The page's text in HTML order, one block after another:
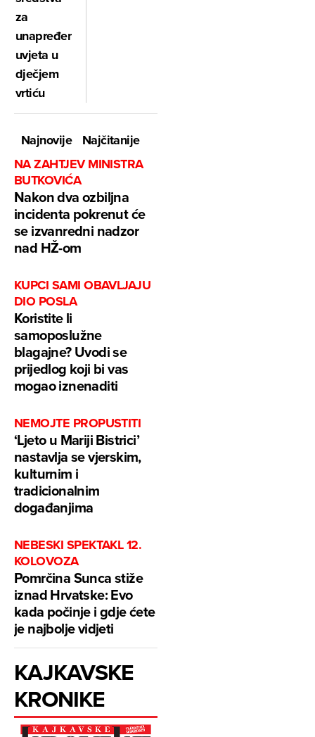
za
unapređenje
uvjeta u
dječjem
vrtiću
Najnovije
Najčitanije
NA ZAHTJEV MINISTRA
BUTKOVIĆA
Nakon dva ozbiljna
incidenta pokrenut će
se izvanredni nadzor
nad HŽ-om
KUPCI SAMI OBAVLJAJU
DIO POSLA
Koristite li
samoposlužne
blagajne? Uvodi se
prijedlog koji bi vas
mogao iznenaditi
NEMOJTE PROPUSTITI
‘Ljeto u Mariji Bistrici’
nastavlja se vjerskim,
kulturnim i
tradicionalnim
događanjima
NEBESKI SPEKTAKL 12.
KOLOVOZA
Pomrčina Sunca stiže
iznad Hrvatske: Evo
kada počinje i gdje ćete
je najbolje vidjeti
KAJKAVSKE
KRONIKE